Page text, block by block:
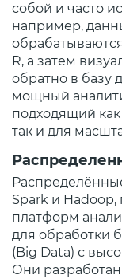
собой и часто
например,
R, а затем
обратно в базу
мощный
подходящий как
так и для
Spark и
платформ
для обработки
(Big Data) с
Они